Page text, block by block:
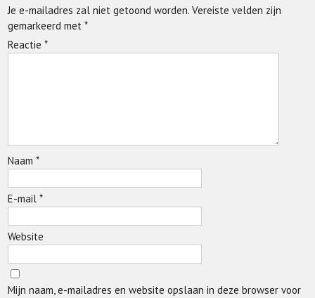
Je e-mailadres zal niet getoond worden. Vereiste velden zijn
gemarkeerd met*
Reactie*
Naam*
E-mail*
Website
Mijn naam, e-mailadres en website opslaan in deze browser voor